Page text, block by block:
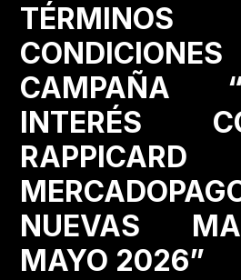
CAMPAÑA
INTERÉS
NUEVAS
MAYO 2026”